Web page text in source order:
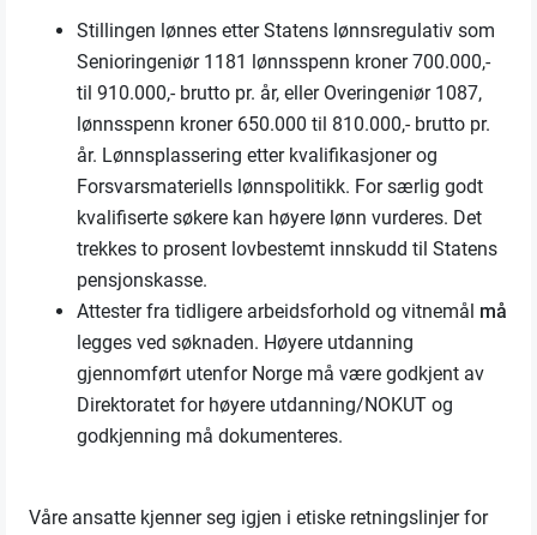
Stillingen lønnes etter Statens lønnsregulativ som
Senioringeniør 1181 lønnsspenn kroner 700.000,-
til 910.000,- brutto pr. år, eller Overingeniør 1087,
lønnsspenn kroner 650.000 til 810.000,- brutto pr.
år. Lønnsplassering etter kvalifikasjoner og
Forsvarsmateriells lønnspolitikk. For særlig godt
kvalifiserte søkere kan høyere lønn vurderes. Det
trekkes to prosent lovbestemt innskudd til Statens
pensjonskasse.
Attester fra tidligere arbeidsforhold og vitnemål må
legges ved søknaden. Høyere utdanning
gjennomført utenfor Norge må være godkjent av
Direktoratet for høyere utdanning/NOKUT og
godkjenning må dokumenteres.
Våre ansatte kjenner seg igjen i etiske retningslinjer for